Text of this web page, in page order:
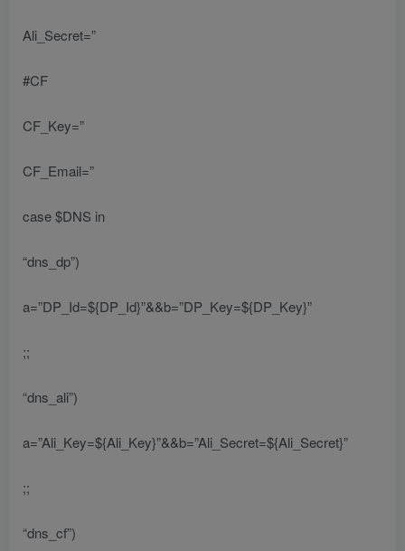
Ali_Secret=”
#CF
CF_Key=”
CF_Email=”
case $DNS in
“dns_dp”)
a=”DP_Id=${DP_Id}”&&b=”DP_Key=${DP_Key}”
;;
“dns_ali”)
a=”Ali_Key=${Ali_Key}”&&b=”Ali_Secret=${Ali_Secret}”
;;
“dns_cf”)